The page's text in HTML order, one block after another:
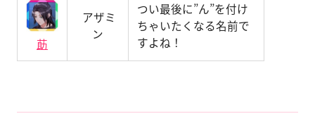
莇
アザミ
ン
つい最後に”ん”を付け
ちゃいたくなる名前で
すよね！